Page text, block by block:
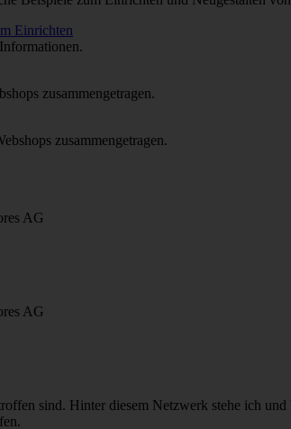
zusammengetragen.
zusammengetragen.
AG
AG
sind. Hinter diesem Netzwerk stehe ich